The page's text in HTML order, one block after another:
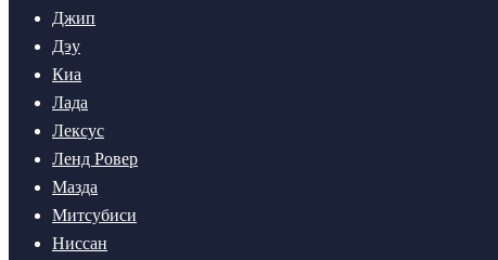
Джип
Дэу
Киа
Лада
Лексус
Ленд Ровер
Мазда
Митсубиси
Ниссан